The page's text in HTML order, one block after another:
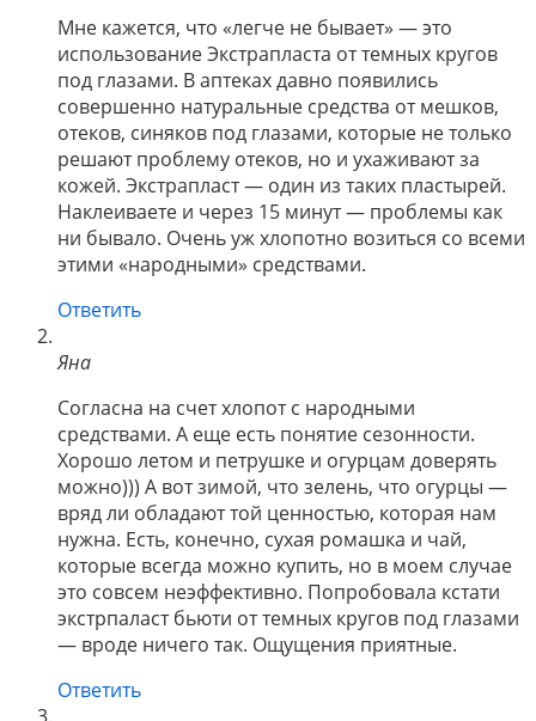
Мне кажется, что «легче не бывает» — это
использование Экстрапласта от темных кругов
под глазами. В аптеках давно появились
совершенно натуральные средства от мешков,
отеков, синяков под глазами, которые не только
решают проблему отеков, но и ухаживают за
кожей. Экстрапласт — один из таких пластырей.
Наклеиваете и через 15 минут — проблемы как
ни бывало. Очень уж хлопотно возиться со всеми
этими «народными» средствами.
Ответить
Яна
Согласна на счет хлопот с народными
средствами. А еще есть понятие сезонности.
Хорошо летом и петрушке и огурцам доверять
можно))) А вот зимой, что зелень, что огурцы —
вряд ли обладают той ценностью, которая нам
нужна. Есть, конечно, сухая ромашка и чай,
которые всегда можно купить, но в моем случае
это совсем неэффективно. Попробовала кстати
экстрпаласт бьюти от темных кругов под глазами
— вроде ничего так. Ощущения приятные.
Ответить